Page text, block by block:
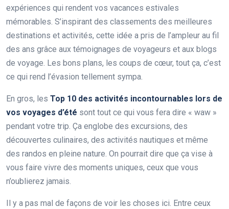
expériences qui rendent vos vacances estivales
mémorables. S’inspirant des classements des meilleures
destinations et activités, cette idée a pris de l’ampleur au fil
des ans grâce aux témoignages de voyageurs et aux blogs
de voyage. Les bons plans, les coups de cœur, tout ça, c’est
ce qui rend l’évasion tellement sympa.
En gros, les Top 10 des activités incontournables lors de
vos voyages d’été sont tout ce qui vous fera dire « waw »
pendant votre trip. Ça englobe des excursions, des
découvertes culinaires, des activités nautiques et même
des randos en pleine nature. On pourrait dire que ça vise à
vous faire vivre des moments uniques, ceux que vous
n’oublierez jamais.
Il y a pas mal de façons de voir les choses ici. Entre ceux